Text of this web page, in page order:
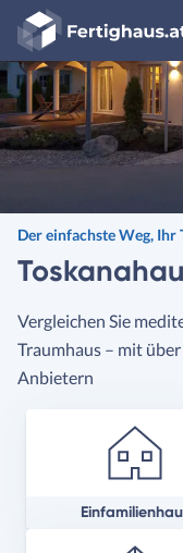
Fertighaus
Logo
Anmelden
Der einfachste Weg, Ihr
Vergleichen Sie
Traumhaus – mit
Anbietern